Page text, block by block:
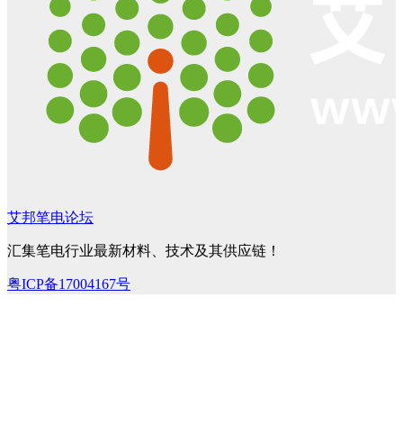
艾邦笔电论坛
汇集笔电行业最新材料、技术及其供应链！
粤ICP备17004167号